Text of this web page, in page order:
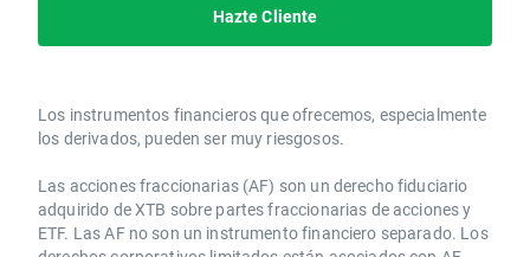
Hazte Cliente
Los instrumentos financieros que ofrecemos, especialmente
los derivados, pueden ser muy riesgosos.
Las acciones fraccionarias (AF) son un derecho fiduciario
adquirido de XTB sobre partes fraccionarias de acciones y
ETF. Las AF no son un instrumento financiero separado. Los